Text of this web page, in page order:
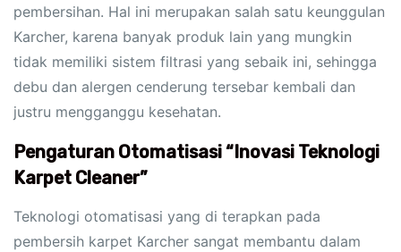
pembersihan. Hal ini merupakan salah satu keunggulan
Karcher, karena banyak produk lain yang mungkin
tidak memiliki sistem filtrasi yang sebaik ini, sehingga
debu dan alergen cenderung tersebar kembali dan
justru mengganggu kesehatan.
Pengaturan Otomatisasi “Inovasi Teknologi
Karpet Cleaner”
Teknologi otomatisasi yang di terapkan pada
pembersih karpet Karcher sangat membantu dalam